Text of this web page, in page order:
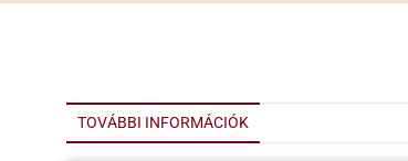
TOVÁBBI INFORMÁCIÓK